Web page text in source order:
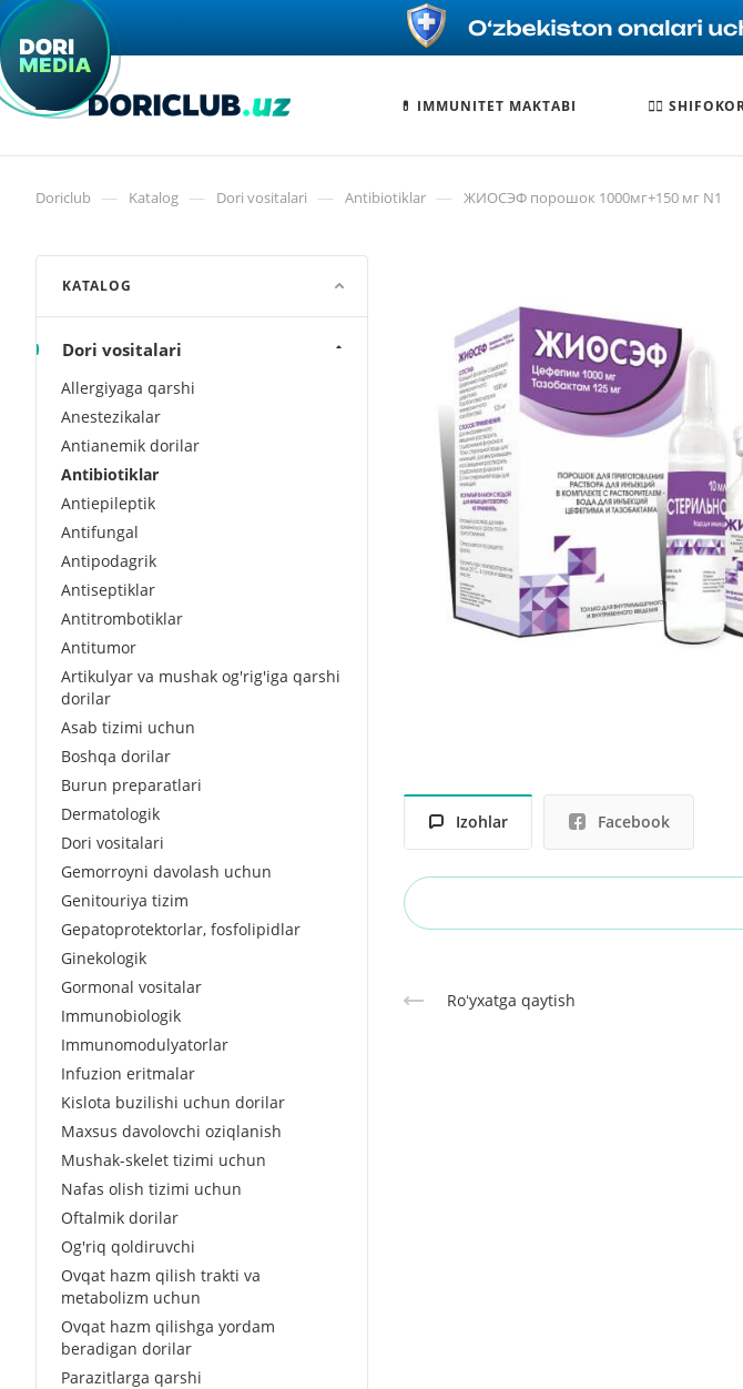
💊 IMMUNITET MAKTABI 🧑‍⚕️
Doriclub — Katalog — Dori vositalari — Antibiotiklar — ЖИОСЭФ порошок 1000мг+150 мг N1
Izohlar Facebook
Roʻyxatga qaytish
KATALOG
Dori vositalari
Allergiyaga qarshi
Anestezikalar
Antianemik dorilar
Antibiotiklar
Antiepileptik
Antifungal
Antipodagrik
Antiseptiklar
Antitrombotiklar
Antitumor
Artikulyar va mushak og'rig'iga qarshi
dorilar
Asab tizimi uchun
Boshqa dorilar
Burun preparatlari
Dermatologik
Dori vositalari
Gemorroyni davolash uchun
Genitouriya tizim
Gepatoprotektorlar, fosfolipidlar
Ginekologik
Gormonal vositalar
Immunobiologik
Immunomodulyatorlar
Infuzion eritmalar
Kislota buzilishi uchun dorilar
Maxsus davolovchi oziqlanish
Mushak-skelet tizimi uchun
Nafas olish tizimi uchun
Oftalmik dorilar
Og'riq qoldiruvchi
Ovqat hazm qilish trakti va
metabolizm uchun
Ovqat hazm qilishga yordam
beradigan dorilar
Parazitlarga qarshi